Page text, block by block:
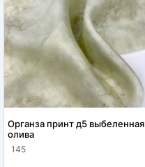
Органза принт д5 выбеленная
олива
145